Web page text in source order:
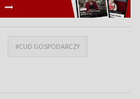
#CUD GOSPODARCZY